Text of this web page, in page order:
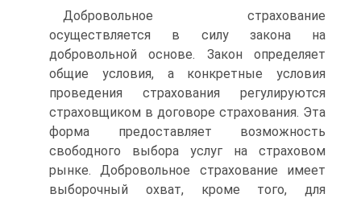
Добровольное страхование
осуществляется в силу закона на
добровольной основе. Закон определяет
общие условия, а конкретные условия
проведения страхования регулируются
страховщиком в договоре страхования. Эта
форма предоставляет возможность
свободного выбора услуг на страховом
рынке. Добровольное страхование имеет
выборочный охват, кроме того, для